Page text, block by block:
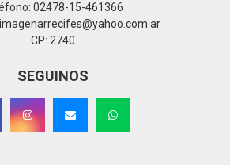
02478-15-461366
CP: 2740
SEGUINOS